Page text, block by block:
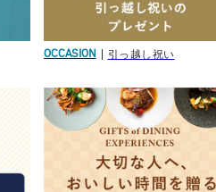
OCCASION 引っ越し祝い